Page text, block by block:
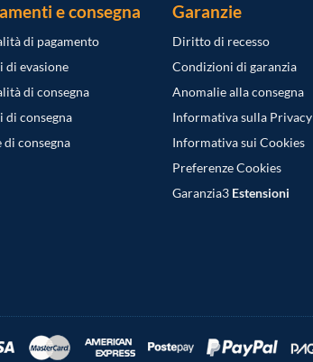
e consegna
di pagamento
di evasione
di consegna
di consegna
di consegna
Garanzie
Diritto di recesso
Condizioni di garanzia
Anomalie alla consegna
Informativa sulla Privacy
Informativa sui Cookies
Preferenze Cookies
Garanzia3 Estensioni